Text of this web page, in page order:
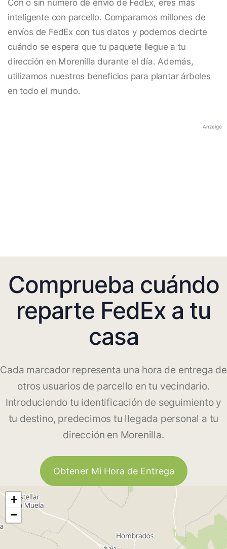
Con o sin número de envío de FedEx, eres más
inteligente con parcello. Comparamos millones de
envíos de FedEx con tus datos y podemos decirte
cuándo se espera que tu paquete llegue a tu
dirección en Morenilla durante el día. Además,
utilizamos nuestros beneficios para plantar árboles
en todo el mundo.
Anzeige
Comprueba cuándo
reparte FedEx a tu
casa
Cada marcador representa una hora de entrega de
otros usuarios de parcello en tu vecindario.
Introduciendo tu identificación de seguimiento y
tu destino, predecimos tu llegada personal a tu
dirección en Morenilla.
Obtener Mi Hora de Entrega
+
−